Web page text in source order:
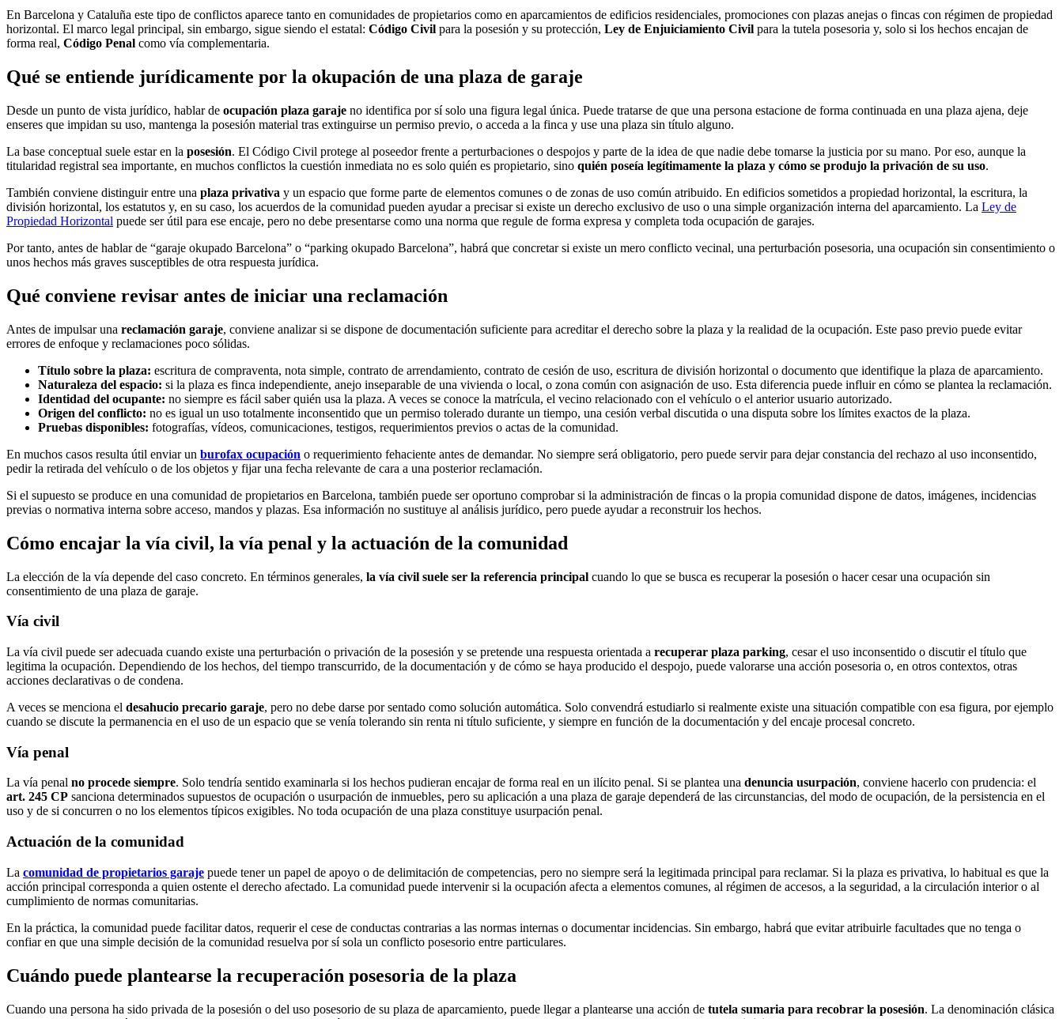
En Barcelona y Cataluña este tipo de conflictos aparece tanto en comunidades de propietarios como en aparcamientos de edificios residenciales, promociones con plazas anejas o fincas con régimen de propiedad
horizontal. El marco legal principal, sin embargo, sigue siendo el estatal: Código Civil para la posesión y su protección, Ley de Enjuiciamiento Civil para la tutela posesoria y, solo si los hechos encajan de
forma real, Código Penal como vía complementaria.
Qué se entiende jurídicamente por la okupación de una plaza de garaje
Desde un punto de vista jurídico, hablar de ocupación plaza garaje no identifica por sí solo una figura legal única. Puede tratarse de que una persona estacione de forma continuada en una plaza ajena, deje
enseres que impidan su uso, mantenga la posesión material tras extinguirse un permiso previo, o acceda a la finca y use una plaza sin título alguno.
La base conceptual suele estar en la posesión. El Código Civil protege al poseedor frente a perturbaciones o despojos y parte de la idea de que nadie debe tomarse la justicia por su mano. Por eso, aunque la
titularidad registral sea importante, en muchos conflictos la cuestión inmediata no es solo quién es propietario, sino quién poseía legítimamente la plaza y cómo se produjo la privación de su uso.
También conviene distinguir entre una plaza privativa y un espacio que forme parte de elementos comunes o de zonas de uso común atribuido. En edificios sometidos a propiedad horizontal, la escritura, la
división horizontal, los estatutos y, en su caso, los acuerdos de la comunidad pueden ayudar a precisar si existe un derecho exclusivo de uso o una simple organización interna del aparcamiento. La Ley de
Propiedad Horizontal puede ser útil para ese encaje, pero no debe presentarse como una norma que regule de forma expresa y completa toda ocupación de garajes.
Por tanto, antes de hablar de “garaje okupado Barcelona” o “parking okupado Barcelona”, habrá que concretar si existe un mero conflicto vecinal, una perturbación posesoria, una ocupación sin consentimiento o
unos hechos más graves susceptibles de otra respuesta jurídica.
Qué conviene revisar antes de iniciar una reclamación
Antes de impulsar una reclamación garaje, conviene analizar si se dispone de documentación suficiente para acreditar el derecho sobre la plaza y la realidad de la ocupación. Este paso previo puede evitar
errores de enfoque y reclamaciones poco sólidas.
Título sobre la plaza: escritura de compraventa, nota simple, contrato de arrendamiento, contrato de cesión de uso, escritura de división horizontal o documento que identifique la plaza de aparcamiento.
Naturaleza del espacio: si la plaza es finca independiente, anejo inseparable de una vivienda o local, o zona común con asignación de uso. Esta diferencia puede influir en cómo se plantea la reclamación.
Identidad del ocupante: no siempre es fácil saber quién usa la plaza. A veces se conoce la matrícula, el vecino relacionado con el vehículo o el anterior usuario autorizado.
Origen del conflicto: no es igual un uso totalmente inconsentido que un permiso tolerado durante un tiempo, una cesión verbal discutida o una disputa sobre los límites exactos de la plaza.
Pruebas disponibles: fotografías, vídeos, comunicaciones, testigos, requerimientos previos o actas de la comunidad.
En muchos casos resulta útil enviar un burofax ocupación o requerimiento fehaciente antes de demandar. No siempre será obligatorio, pero puede servir para dejar constancia del rechazo al uso inconsentido,
pedir la retirada del vehículo o de los objetos y fijar una fecha relevante de cara a una posterior reclamación.
Si el supuesto se produce en una comunidad de propietarios en Barcelona, también puede ser oportuno comprobar si la administración de fincas o la propia comunidad dispone de datos, imágenes, incidencias
previas o normativa interna sobre acceso, mandos y plazas. Esa información no sustituye al análisis jurídico, pero puede ayudar a reconstruir los hechos.
Cómo encajar la vía civil, la vía penal y la actuación de la comunidad
La elección de la vía depende del caso concreto. En términos generales, la vía civil suele ser la referencia principal cuando lo que se busca es recuperar la posesión o hacer cesar una ocupación sin
consentimiento de una plaza de garaje.
Vía civil
La vía civil puede ser adecuada cuando existe una perturbación o privación de la posesión y se pretende una respuesta orientada a recuperar plaza parking, cesar el uso inconsentido o discutir el título que
legitima la ocupación. Dependiendo de los hechos, del tiempo transcurrido, de la documentación y de cómo se haya producido el despojo, puede valorarse una acción posesoria o, en otros contextos, otras
acciones declarativas o de condena.
A veces se menciona el desahucio precario garaje, pero no debe darse por sentado como solución automática. Solo convendrá estudiarlo si realmente existe una situación compatible con esa figura, por ejemplo
cuando se discute la permanencia en el uso de un espacio que se venía tolerando sin renta ni título suficiente, y siempre en función de la documentación y del encaje procesal concreto.
Vía penal
La vía penal no procede siempre. Solo tendría sentido examinarla si los hechos pudieran encajar de forma real en un ilícito penal. Si se plantea una denuncia usurpación, conviene hacerlo con prudencia: el
art. 245 CP sanciona determinados supuestos de ocupación o usurpación de inmuebles, pero su aplicación a una plaza de garaje dependerá de las circunstancias, del modo de ocupación, de la persistencia en el
uso y de si concurren o no los elementos típicos exigibles. No toda ocupación de una plaza constituye usurpación penal.
Actuación de la comunidad
La comunidad de propietarios garaje puede tener un papel de apoyo o de delimitación de competencias, pero no siempre será la legitimada principal para reclamar. Si la plaza es privativa, lo habitual es que la
acción principal corresponda a quien ostente el derecho afectado. La comunidad puede intervenir si la ocupación afecta a elementos comunes, al régimen de accesos, a la seguridad, a la circulación interior o al
cumplimiento de normas comunitarias.
En la práctica, la comunidad puede facilitar datos, requerir el cese de conductas contrarias a las normas internas o documentar incidencias. Sin embargo, habrá que evitar atribuirle facultades que no tenga o
confiar en que una simple decisión de la comunidad resuelva por sí sola un conflicto posesorio entre particulares.
Cuándo puede plantearse la recuperación posesoria de la plaza
Cuando una persona ha sido privada de la posesión o del uso posesorio de su plaza de aparcamiento, puede llegar a plantearse una acción de tutela sumaria para recobrar la posesión. La denominación clásica